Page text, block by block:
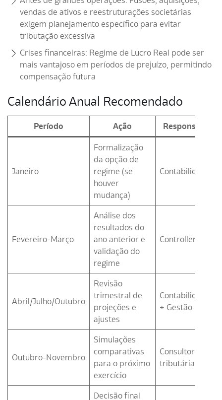
vendas de ativos e reestruturações societárias
exigem planejamento específico para evitar
tributação excessiva
Crises financeiras: Regime de Lucro Real pode ser
mais vantajoso em períodos de prejuízo, permitindo
compensação futura
Calendário Anual Recomendado
Período Ação Responsável
Janeiro
Formalização
da opção de
regime (se
houver
mudança)
Contabilidade
Fevereiro-Março
Análise dos
resultados do
ano anterior e
validação do
regime
Controller/CFO
Abril/Julho/Outubro
Revisão
trimestral de
projeções e
ajustes
Contabilidade
+ Gestão
Outubro-Novembro
Simulações
comparativas
para o próximo
exercício
Consultoria
tributária
Decisão final